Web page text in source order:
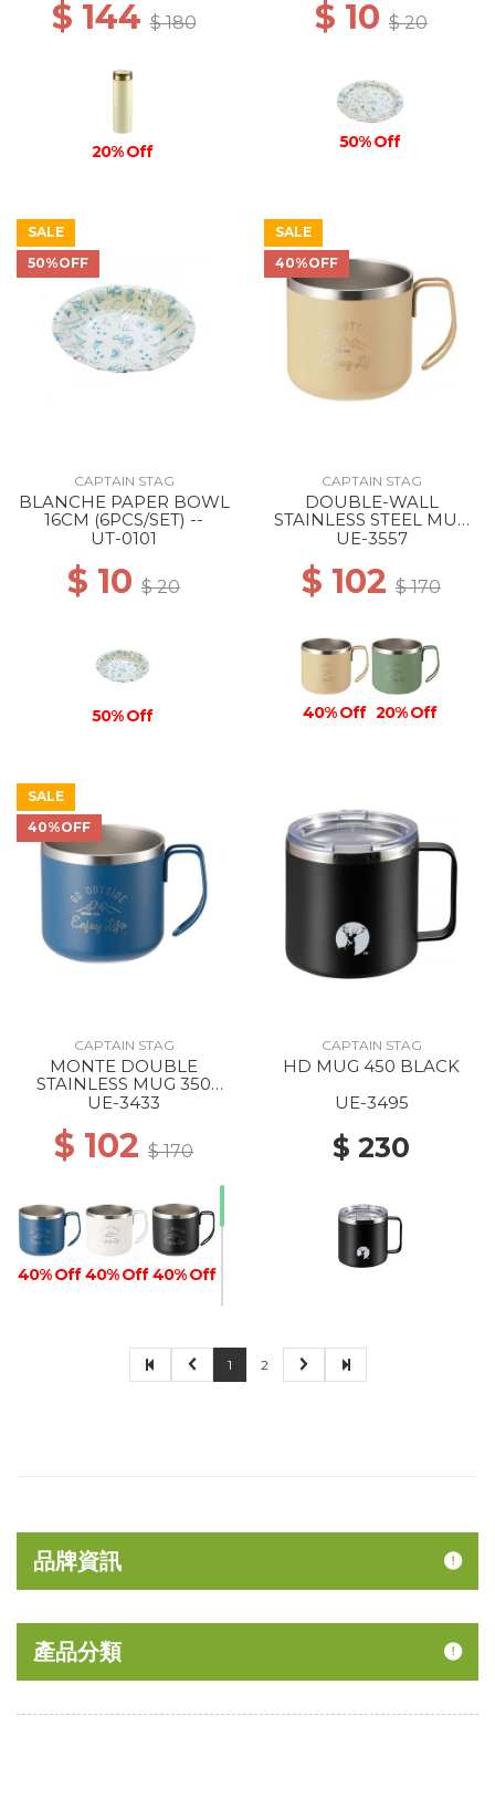
$ 144$ 180
20% Off
$ 10 $ 20
50% Off
SALE
50%OFF
CAPTAIN STAG
BLANCHE PAPER BOWL
16CM (6PCS/SET) --
UT-0101
$ 10 $ 20
50% Off
SALE
40%OFF
CAPTAIN STAG
DOUBLE-WALL
STAINLESS STEEL MUG
350 BEIGE
UE-3557
$ 102 $ 170
40% Off 20% Off
SALE
40%OFF
CAPTAIN STAG
MONTE DOUBLE
STAINLESS MUG 350
BLUE
UE-3433
$ 102 $ 170
40% Off 40% Off 40% Off
CAPTAIN STAG
HD MUG 450 BLACK
UE-3495
$ 230
1 2
品牌資訊
產品分類